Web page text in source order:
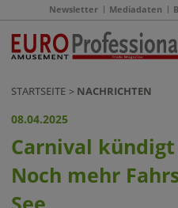
Newsletter Mediadaten
STARTSEITE NACHRICHTEN
08.04.2025
Carnival
Noch mehr